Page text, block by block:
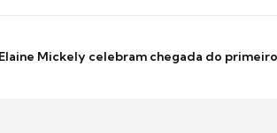
Mickely celebram chegada do